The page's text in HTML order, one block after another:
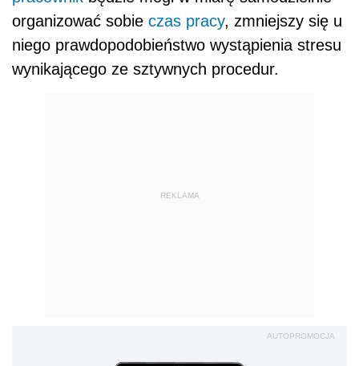
organizować sobie czas pracy, zmniejszy się u
niego prawdopodobieństwo wystąpienia stresu
wynikającego ze sztywnych procedur.
REKLAMA
AUTOPROMOCJA